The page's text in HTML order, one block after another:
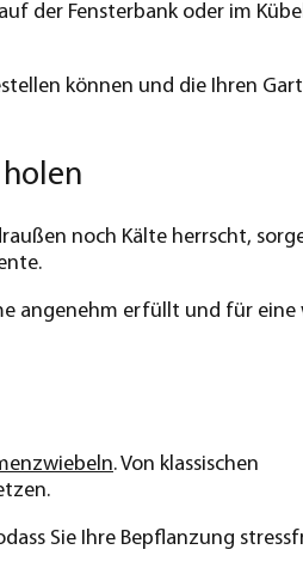
der Fensterbank oder im
können und die Ihren
noch Kälte herrscht,
angenehm erfüllt und für eine
. Von klassischen
Sie Ihre Bepflanzung